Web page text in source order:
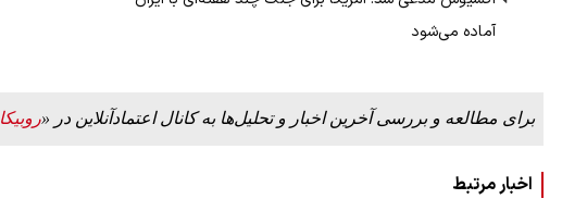
آماده می‌شود
برای مطالعه و بررسی آخرین اخبار و تحلیل‌ها به کانال اعتمادآنلاین در «روبیکا
اخبار مرتبط